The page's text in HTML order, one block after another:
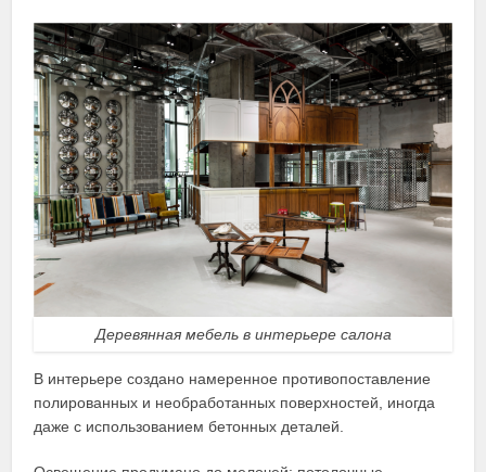
Деревянная мебель в интерьере салона
В интерьере создано намеренное противопоставление
полированных и необработанных поверхностей, иногда
даже с использованием бетонных деталей.